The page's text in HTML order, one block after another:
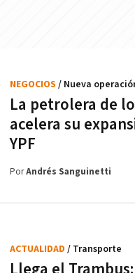
La petrolera de
acelera su
YPF
NEGOCIOS / Nueva
PorAndrés Sanguinetti
ACTUALIDAD / Transporte